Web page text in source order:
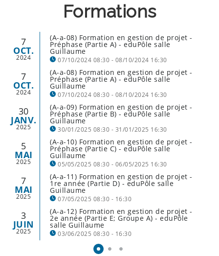
Formations
7
OCT.
2024
(A-a-08) Formation en gestion de projet -
Préphase (Partie A) - eduPôle salle
Guillaume
07/10/2024 08:30 - 08/10/2024 16:30
7
OCT.
2024
(A-a-08) Formation en gestion de projet -
Préphase (Partie A) - eduPôle salle
Guillaume
07/10/2024 08:30 - 08/10/2024 16:30
établissements concernés : ALR, LGL, LML, LRSL
et NOSL
30
JANV.
2025
(A-a-09) Formation en gestion de projet -
Préphase (Partie B) - eduPôle salle
Guillaume
30/01/2025 08:30 - 31/01/2025 16:30
établissements concernés : ALR, LGL, LML, LRSL
et NOSL
5
MAI
2025
(A-a-10) Formation en gestion de projet -
Préphase (Partie C) - eduPôle salle
Guillaume
05/05/2025 08:30 - 06/05/2025 16:30
établissements concernés : ALR, LGL, LML, LRSL
et NOSL
7
MAI
2025
(A-a-11) Formation en gestion de projet -
1re année (Partie D) - eduPôle salle
Guillaume
07/05/2025 08:30 - 16:30
établissements concernés: EIGT, EIMAB, LTPES,
MLG
3
JUIN
2025
(A-a-12) Formation en gestion de projet -
2e année (Partie E; Groupe A) - eduPôle
salle Guillaume
03/06/2025 08:30 - 16:30
établissements concernés: EIMLB, LCD, LGK,